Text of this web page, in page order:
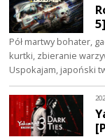
5]
Pół martwy bohater,
kurtki, zbieranie
Uspokajam, japoński